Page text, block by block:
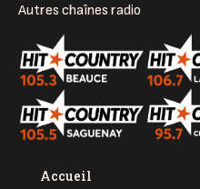
Autres chaînes radio
Accueil